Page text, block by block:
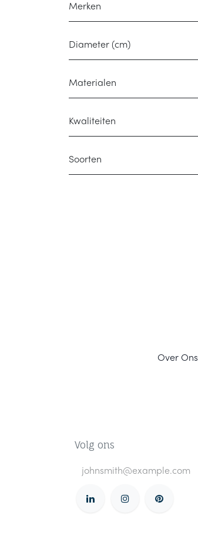
Merken
Diameter (cm)
Materialen
Kwaliteiten
Soorten
Volg ons
Over Ons